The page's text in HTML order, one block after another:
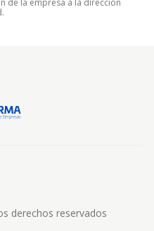
de la empresa a la dirección
derechos reservados